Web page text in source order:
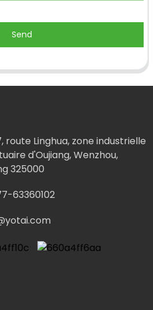
Send
route Linghua, zone industrielle
d'Oujiang, Wenzhou,
325000
63360102